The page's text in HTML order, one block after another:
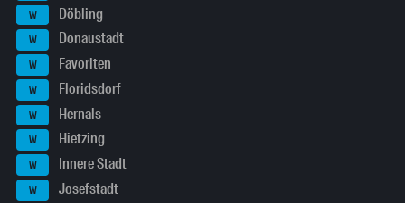
W Döbling
W Donaustadt
W Favoriten
W Floridsdorf
W Hernals
W Hietzing
W Innere Stadt
W Josefstadt